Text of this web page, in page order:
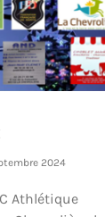
2024
Athlétique